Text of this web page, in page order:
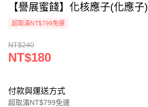
【譽展蜜餞】化核應子(化應
超取滿NT$799免運
NT$240
NT$180
付款與運送方式
超取滿NT$799免運